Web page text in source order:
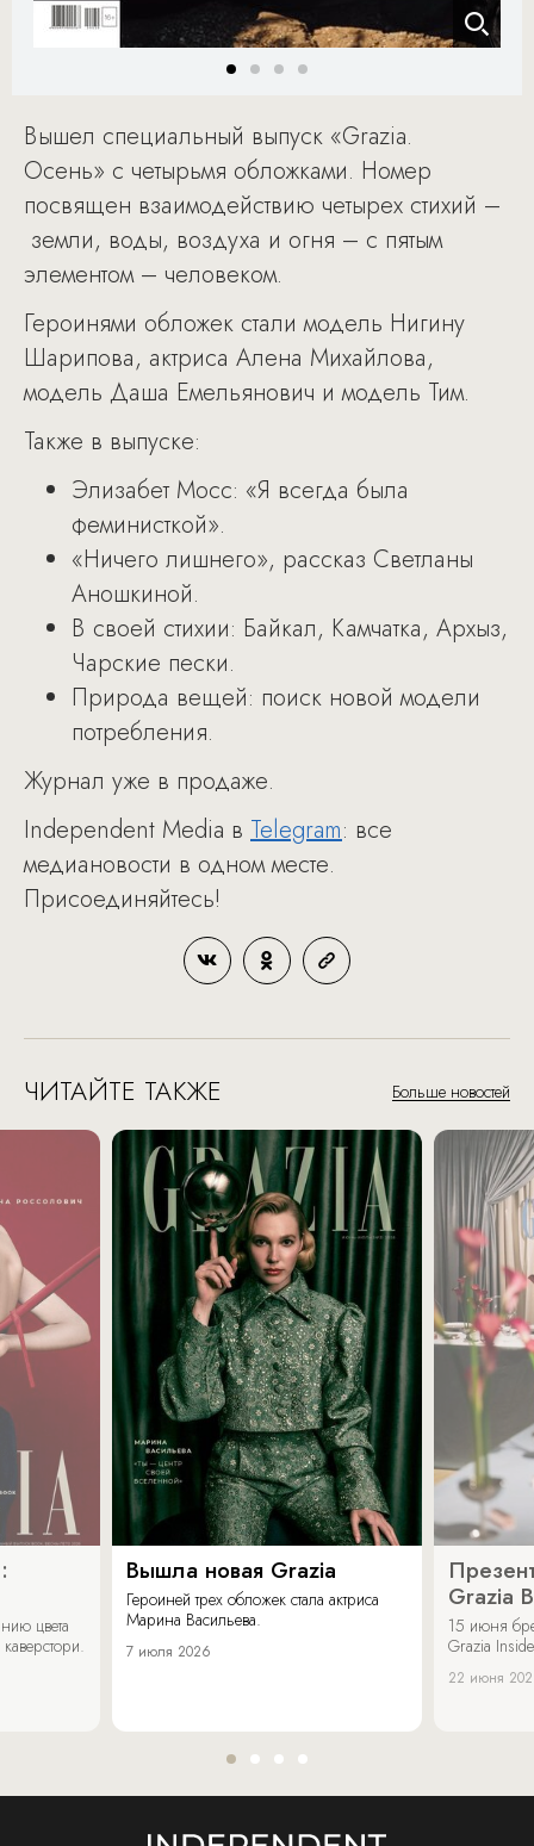
Вышел специальный выпуск «Grazia.
Осень» с четырьмя обложками. Номер
посвящен взаимодействию четырех стихий –
земли, воды, воздуха и огня – с пятым
элементом – человеком.
Героинями обложек стали модель Нигину
Шарипова, актриса Алена Михайлова,
модель Даша Емельянович и модель Тим.
Также в выпуске:
Элизабет Мосс: «Я всегда была
феминисткой».
«Ничего лишнего», рассказ Светланы
Аношкиной.
В своей стихии: Байкал, Камчатка, Архыз,
Чарские пески.
Природа вещей: поиск новой модели
потребления.
Журнал уже в продаже.
Independent Media в Telegram: все
медиановости в одном месте.
Присоединяйтесь!
ЧИТАЙТЕ ТАКЖЕ Больше новостей
цвета
Вышла новая Grazia
Героиней трех обложек стала актриса
Марина Васильева.
7 июля 2026
Grazia
15 июня
Grazia
22 июня